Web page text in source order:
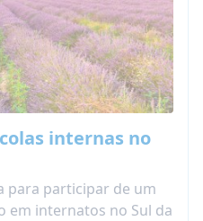
internas no
para participar de um
em internatos no Sul da